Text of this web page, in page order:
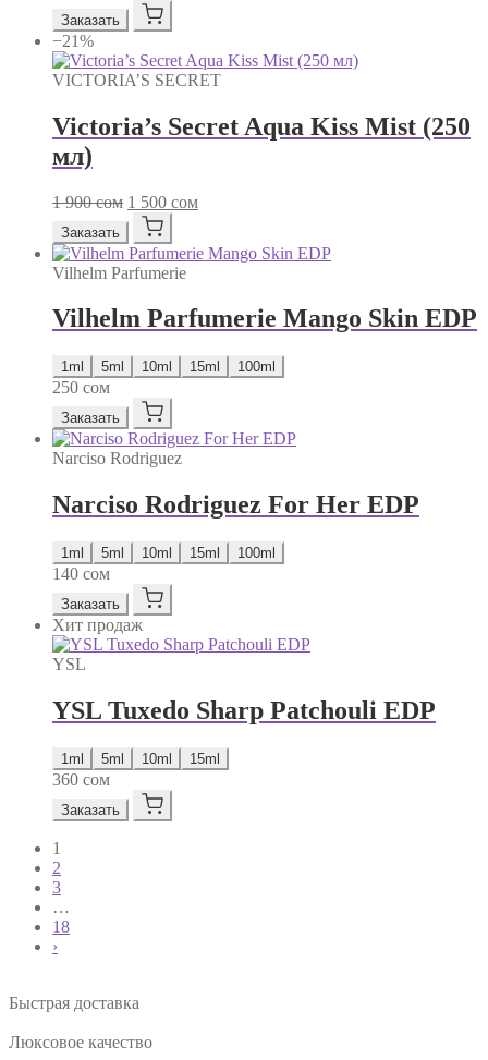
Заказать
−21%
VICTORIA’S SECRET
Victoria’s Secret Aqua Kiss Mist (250
мл)
1 900сом Первоначальная
цена
составляла
1
900 сом.
1 500 сомТекущая
500 сом.
Заказать
Vilhelm Parfumerie
Vilhelm Parfumerie Mango Skin EDP
1ml 5ml 10ml 15ml 100ml
250 сом
Заказать
Narciso Rodriguez
Narciso Rodriguez For Her EDP
1ml 5ml 10ml 15ml 100ml
140 сом
Заказать
Хит продаж
YSL
YSL Tuxedo Sharp Patchouli EDP
1ml 5ml 10ml 15ml
360 сом
Заказать
1
2
3
…
18
›
Быстрая доставка
Люксовое качество